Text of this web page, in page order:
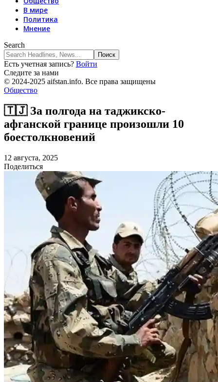
В мире
Политика
Мнение
Search
Есть учетная запись? Войти
Следите за нами
© 2024-2025 aifstan.info. Все права защищены
Общество
🇹🇯 За полгода на таджикско-
афганской границе произошли 10
боестолкновений
12 августа, 2025
Поделиться